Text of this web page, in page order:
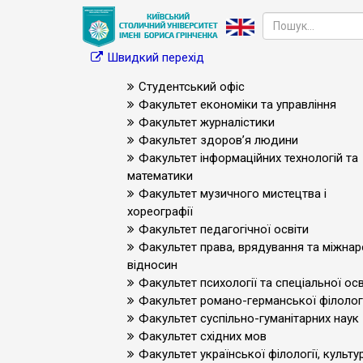
Швидкий перехід
Студентський офіс
Факультет економіки та управління
Факультет журналістики
Факультет здоров’я людини
Факультет інформаційних технологій та
математики
Факультет музичного мистецтва і
хореографії
Факультет педагогічної освіти
Факультет права, врядування та
відносин
Факультет психології та спеціальної
Факультет романо-германської
Факультет суспільно-гуманітарних наук
Факультет східних мов
Факультет української філології,